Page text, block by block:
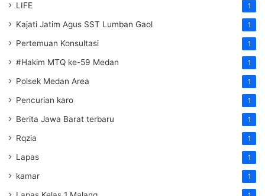
LIFE 1
Kajati Jatim Agus SST Lumban Gaol 1
Pertemuan Konsultasi 1
#Hakim MTQ ke-59 Medan 1
Polsek Medan Area 1
Pencurian karo 1
Berita Jawa Barat terbaru 1
Rqzia 1
Lapas 1
kamar 1